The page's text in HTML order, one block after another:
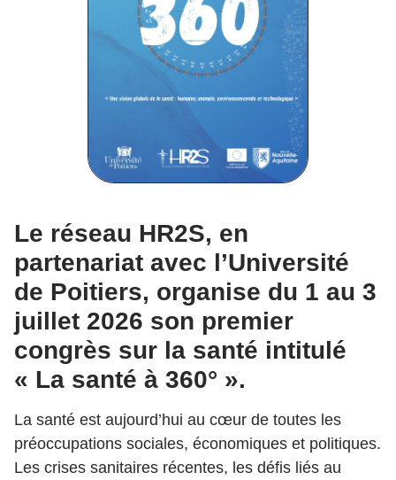
Le réseau HR2S, en
partenariat avec l’Université
de Poitiers, organise du 1 au 3
juillet 2026 son premier
congrès sur la santé intitulé
« La santé à 360° ».
La santé est aujourd’hui au cœur de toutes les
préoccupations sociales, économiques et politiques.
Les crises sanitaires récentes, les défis liés au